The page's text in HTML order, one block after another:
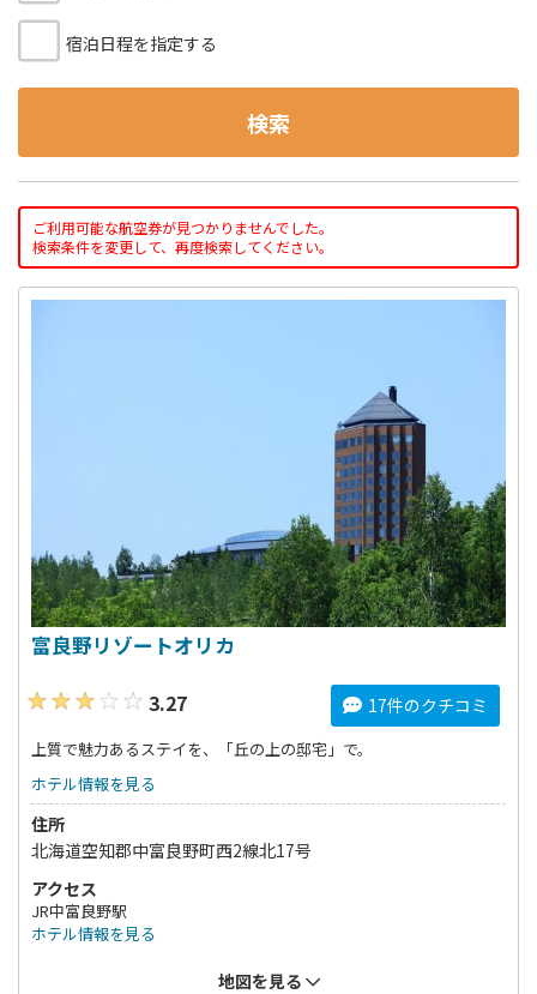
宿泊日程を指定する
検索
ご利用可能な航空券が見つかりませんでした。
検索条件を変更して、再度検索してください。
富良野リゾートオリカ
3.27
17件のクチコミ
上質で魅力あるステイを、「丘の上の邸宅」で。
ホテル情報を見る
住所
北海道空知郡中富良野町西2線北17号
アクセス
JR中富良野駅
ホテル情報を見る
地図を見る